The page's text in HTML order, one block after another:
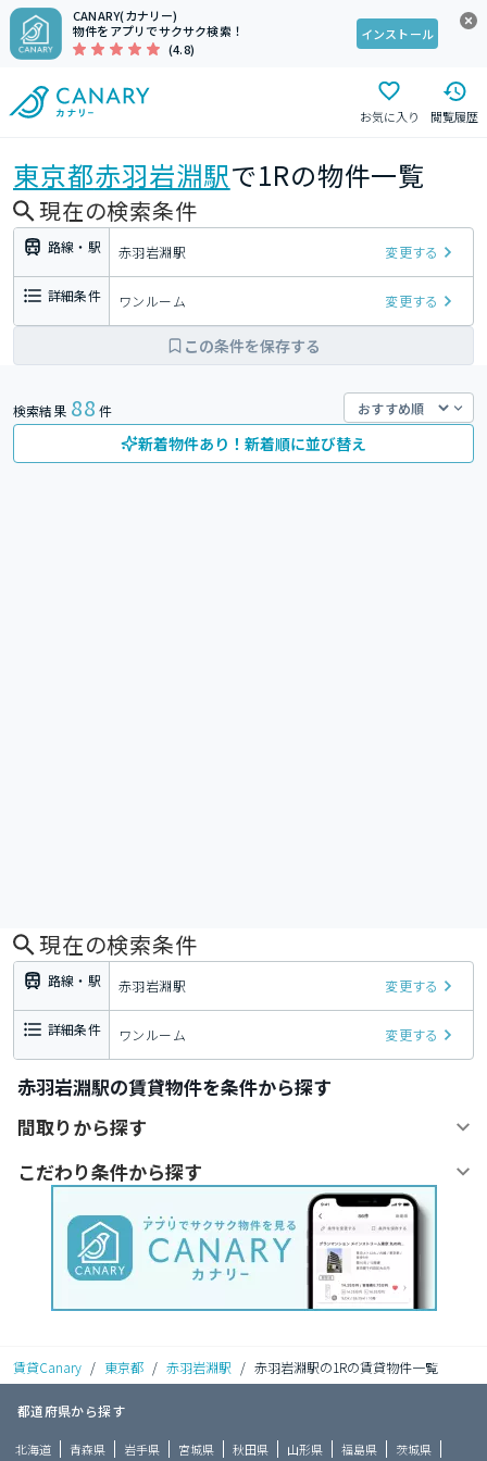
CANARY(カナリー)
物件をアプリでサクサク検索！
(4.8)
インストール
お気に入り 閲覧履歴
東京都赤羽岩淵駅で1Rの物件一覧
現在の検索条件
路線・駅 赤羽岩淵駅 変更する
詳細条件 ワンルーム 変更する
この条件を保存する
検索結果 88 件
新着物件あり！新着順に並び替え
現在の検索条件
路線・駅 赤羽岩淵駅 変更する
詳細条件 ワンルーム 変更する
赤羽岩淵駅の賃貸物件を条件から探す
間取りから探す
こだわり条件から探す
賃貸Canary / 東京都 / 赤羽岩淵駅 / 赤羽岩淵駅の1Rの賃貸物件一覧
都道府県から探す
北海道 青森県 岩手県 宮城県 秋田県 山形県 福島県 茨城県